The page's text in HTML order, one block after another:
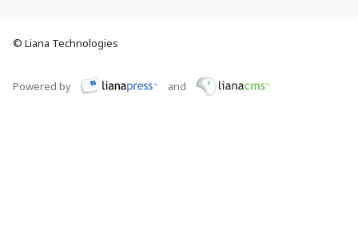
© Liana Technologies
Powered by and